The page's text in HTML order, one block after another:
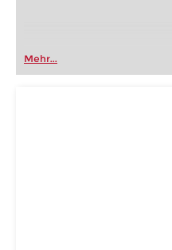
Mehr...